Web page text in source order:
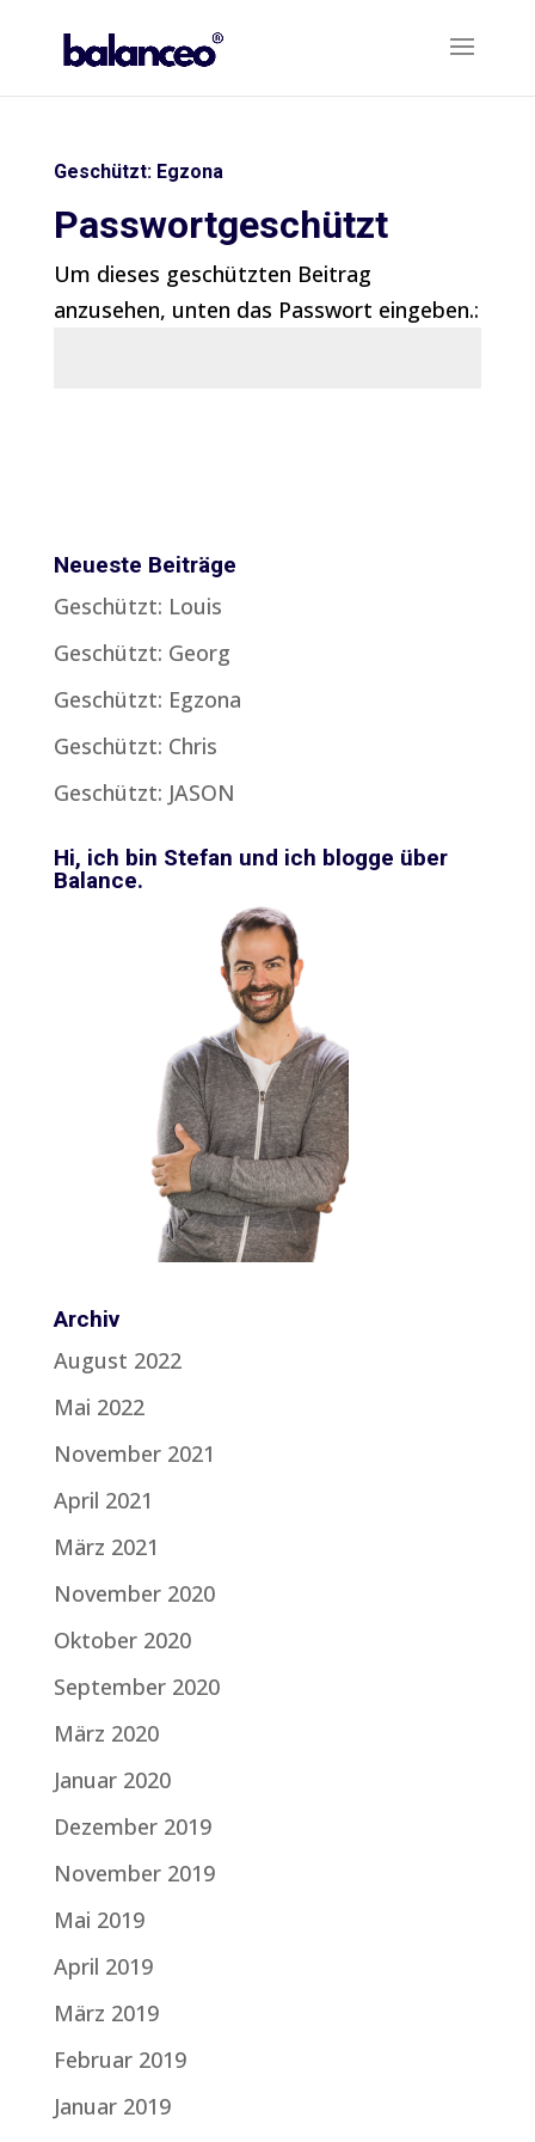
Geschützt: Egzona
Passwortgeschützt
Um dieses geschützten Beitrag
anzusehen, unten das Passwort eingeben.:
Neueste Beiträge
Geschützt: Louis
Geschützt: Georg
Geschützt: Egzona
Geschützt: Chris
Geschützt: JASON
Hi, ich bin Stefan und ich blogge über
Balance.
Archiv
August 2022
Mai 2022
November 2021
April 2021
März 2021
November 2020
Oktober 2020
September 2020
März 2020
Januar 2020
Dezember 2019
November 2019
Mai 2019
April 2019
März 2019
Februar 2019
Januar 2019